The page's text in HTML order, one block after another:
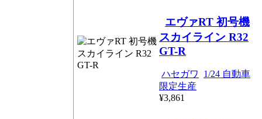
エヴァRT 初号機
スカイライン R32
GT-R
ハセガワ
1/24 自動車
限定生産
¥3,861